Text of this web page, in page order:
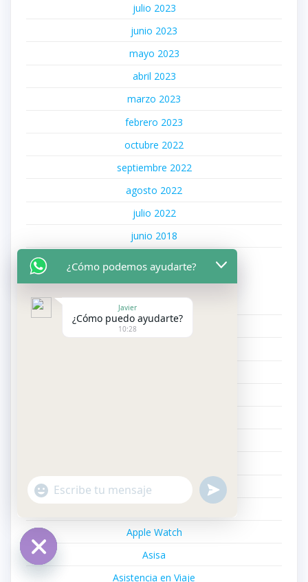
julio 2023
junio 2023
mayo 2023
abril 2023
marzo 2023
febrero 2023
octubre 2022
septiembre 2022
agosto 2022
julio 2022
junio 2018
Categorías
Acunsa
Anuncios
Apple Watch
Asisa
Asistencia en Viaje
Hide
¿Cómo podemos ayudarte?
Javier
¿Cómo puedo ayudarte?
10:28
"+chaty_settings.lang.emoji_picker+"
WhatsApp
undefined